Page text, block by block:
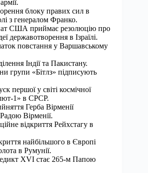
блоку правих сил в
з генералом Франко.
США приймає резолюцію про
державотворення в Ізраїлі.
повстання у Варшавському
Індії та Пакистану.
групи «Бітлз» підписують
першої у світі космічної
1» в СРСР.
Герба Вірменії
Вірменії.
відкриття Рейхстагу в
найбільшого в Європі
в Румунії.
XVI стає 265-м Папою